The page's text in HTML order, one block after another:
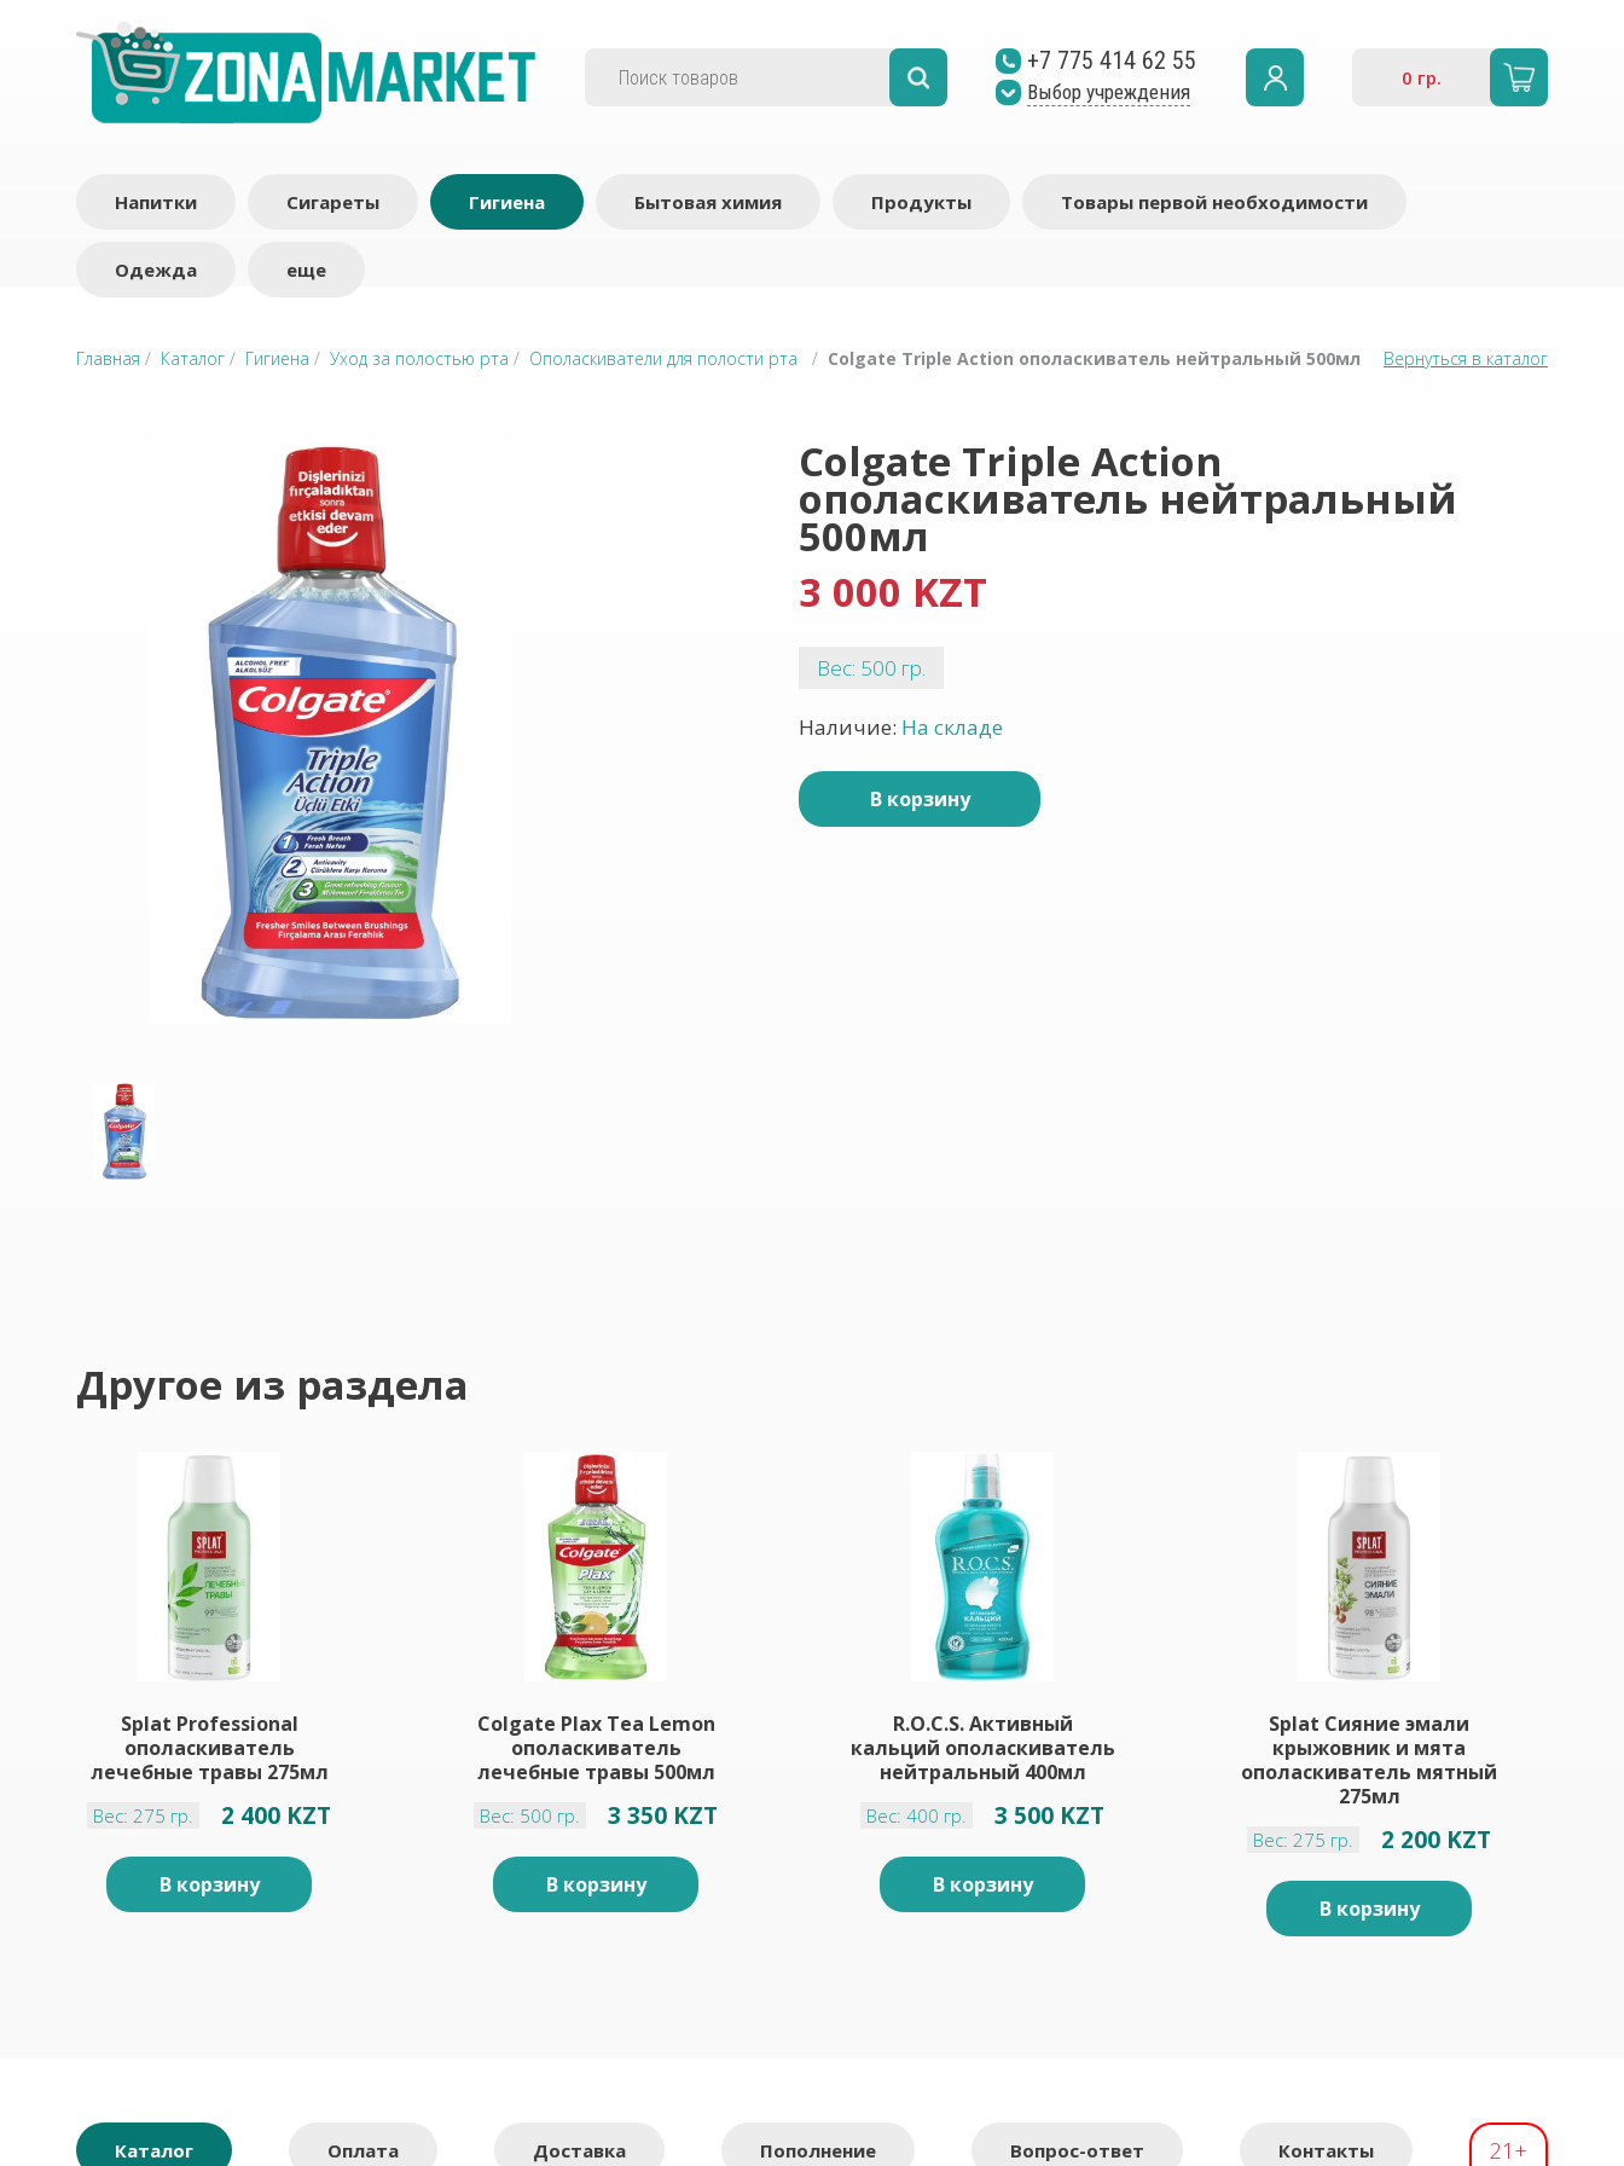
+7 775 414 62 55
Выбор учреждения
0 гр.
Напитки Сигареты Гигиена Бытовая химия Продукты Товары первой необходимости
Одежда еще
Главная / Каталог / Гигиена / Уход за полостью рта / Ополаскиватели для полости рта / Colgate Triple Action ополаскиватель нейтральный 500мл Вернуться в каталог
Colgate Triple Action
ополаскиватель нейтральный
500мл
3 000 KZT
Вес: 500 гр.
Наличие: На складе
В корзину
Другое из раздела
Splat Professional
ополаскиватель
лечебные травы 275мл
Вес: 275 гр. 2 400 KZT
В корзину
Colgate Plax Tea Lemon
ополаскиватель
лечебные травы 500мл
Вес: 500 гр. 3 350 KZT
В корзину
R.O.C.S. Активный
кальций ополаскиватель
нейтральный 400мл
Вес: 400 гр. 3 500 KZT
В корзину
Splat Сияние эмали
крыжовник и мята
ополаскиватель мятный
275мл
Вес: 275 гр. 2 200 KZT
В корзину
Каталог Оплата Доставка Пополнение Вопрос-ответ Контакты 21+